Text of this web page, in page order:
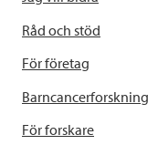
Råd och stöd
För företag
Barncancerforskning
För forskare